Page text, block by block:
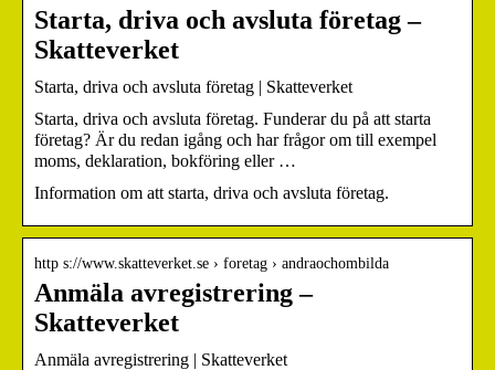
Starta, driva och avsluta företag –
Skatteverket
Starta, driva och avsluta företag | Skatteverket
Starta, driva och avsluta företag. Funderar du på att starta
företag? Är du redan igång och har frågor om till exempel
moms, deklaration, bokföring eller …
Information om att starta, driva och avsluta företag.
http s://www.skatteverket.se › foretag › andraochombilda
Anmäla avregistrering –
Skatteverket
Anmäla avregistrering | Skatteverket